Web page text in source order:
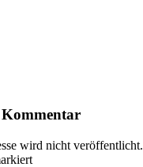
Kommentar
wird nicht veröffentlicht.